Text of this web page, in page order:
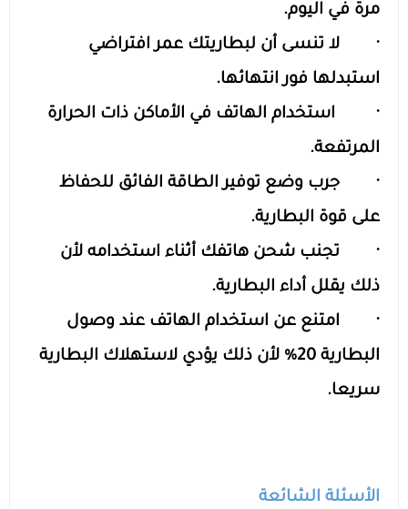
مرة في اليوم.
· لا تنسى أن لبطاريتك عمر افتراضي
استبدلها فور انتهائها.
· استخدام الهاتف في الأماكن ذات الحرارة
المرتفعة.
· جرب وضع توفير الطاقة الفائق للحفاظ
على قوة البطارية.
· تجنب شحن هاتفك أثناء استخدامه لأن
ذلك يقلل أداء البطارية.
· امتنع عن استخدام الهاتف عند وصول
البطارية 20% لأن ذلك يؤدي لاستهلاك البطارية
سريعا.
الأسئلة الشائعة